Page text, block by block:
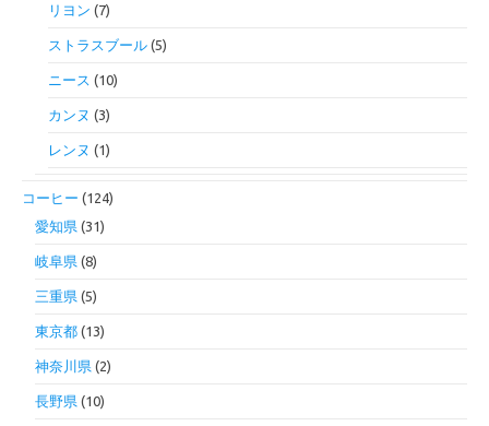
リヨン (7)
ストラスブール (5)
ニース (10)
カンヌ (3)
レンヌ (1)
コーヒー (124)
愛知県 (31)
岐阜県 (8)
三重県 (5)
東京都 (13)
神奈川県 (2)
長野県 (10)